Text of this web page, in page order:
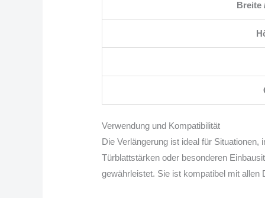
Breite
Verwendung und Kompatibilität
Die Verlängerung ist ideal für
Türblattstärken oder besonderen
gewährleistet. Sie ist kompatibel mit allen